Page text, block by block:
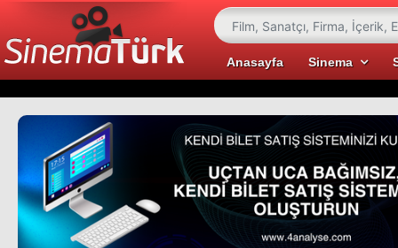
Anasayfa Sinema